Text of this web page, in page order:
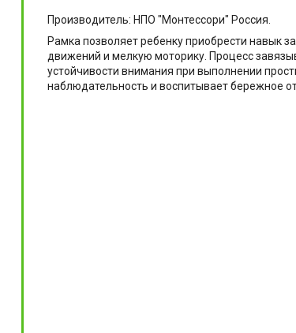
Производитель: НПО "Монтессори" Россия.
Рамка позволяет ребенку приобрести навык
движений и мелкую моторику. Процесс
устойчивости внимания при выполнении
наблюдательность и воспитывает бережное